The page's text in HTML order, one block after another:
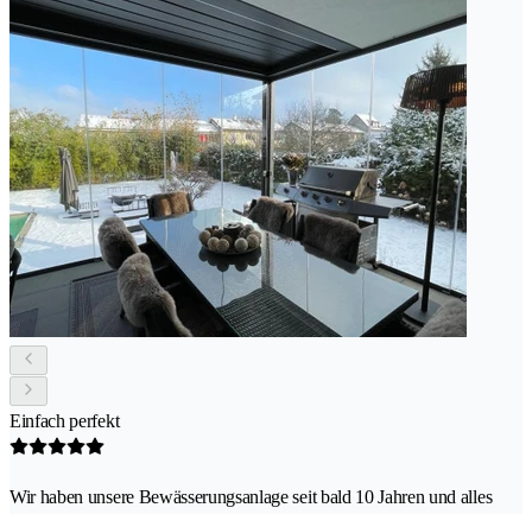
Einfach perfekt
Wir haben unsere Bewässerungsanlage seit bald 10 Jahren und alles